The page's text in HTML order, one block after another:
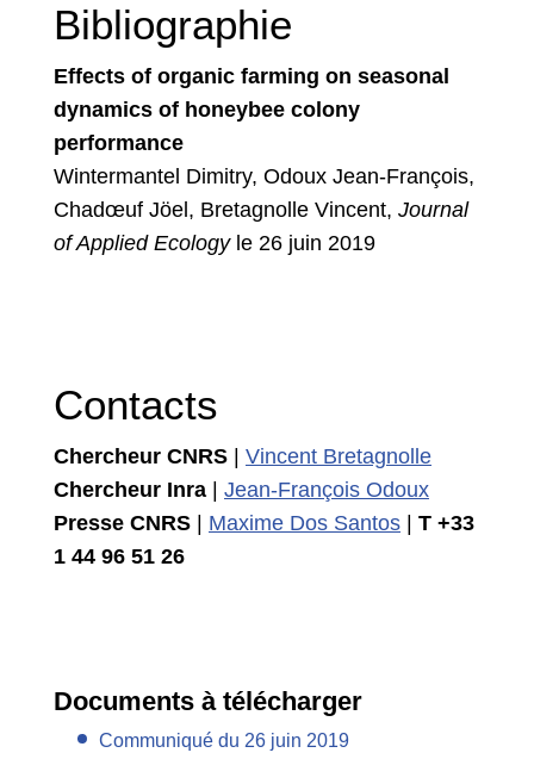
Bibliographie
Effects of organic farming on seasonal
dynamics of honeybee colony
performance
Wintermantel Dimitry, Odoux Jean-François,
Chadœuf Jöel, Bretagnolle Vincent, Journal
of Applied Ecology le 26 juin 2019
Contacts
Chercheur CNRS
Vincent Bretagnolle
Chercheur Inra
Jean-François Odoux
Presse CNRS
Maxime Dos Santos
T +33
1 44 96 51 26
Documents à télécharger
Communiqué du 26 juin 2019